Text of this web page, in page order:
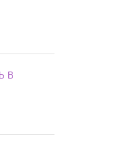
В